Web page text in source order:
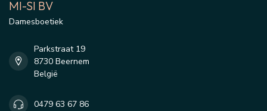
MI-SI BV
Damesboetiek
Parkstraat 19
8730 Beernem
België
0479 63 67 86